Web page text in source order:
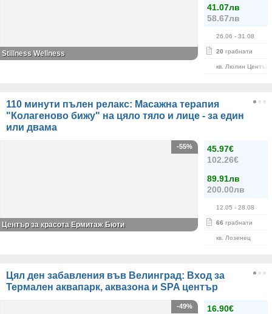
41.07лв
58.67лв
26.06 - 31.08
20 грабнати
кв. Люлин Център
Stillness Wellness
110 минути пълен релакс: Масажна терапия
"Колагеново бижу" на цяло тяло и лице - за един
или двама
45.97€
102.26€
89.91лв
200.00лв
12.05 - 28.08
66 грабнати
кв. Лозенец
-55%
Център за красота Ермитаж Бюти
Цял ден забавления във Велинград: Вход за
Термален аквапарк, аквазона и SPA център
16.90€
-49%